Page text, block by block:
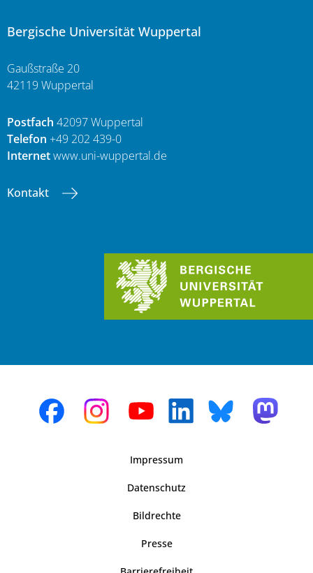
Bergische Universität Wuppertal
Gaußstraße 20
42119 Wuppertal
Postfach 42097 Wuppertal
Telefon +49 202 439-0
Internetwww.uni-wuppertal.de
Kontakt
Impressum
Datenschutz
Bildrechte
Presse